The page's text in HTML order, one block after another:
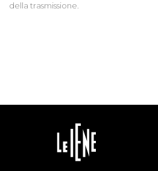
della trasmissione.